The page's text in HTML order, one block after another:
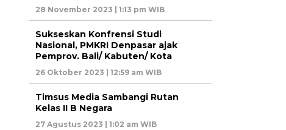
28 November 2023 | 1:13 pm WIB
Sukseskan Konfrensi Studi
Nasional, PMKRI Denpasar ajak
Pemprov. Bali/ Kabuten/ Kota
26 Oktober 2023 | 12:59 am WIB
Timsus Media Sambangi Rutan
Kelas II B Negara
27 Agustus 2023 | 1:02 am WIB